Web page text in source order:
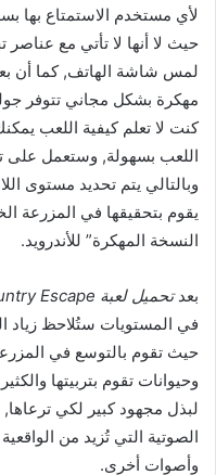
لأي مستخدم الاستمتاع بها
حيث لا أنها لا تأتي مع
مهكرة بشكل مجاني تتوفر
كنت لا تعلم كيفية اللعب
اللعب بسهولة, وستعمل على
وبالتالي يتم تحديد مستوى
النسخة المهكرة” للأندرويد.
بعدتحميل لعبة Farm Ville 2 Country Escape مهكرة
في المستويات ستُلاحظ زياد
حيث تقوم بالتوسع في
وحيوانات تقوم بتربيتها
لبذل مجهود كبير لكي
الصوتية التي تُزيد من
وأصوات أخرى.